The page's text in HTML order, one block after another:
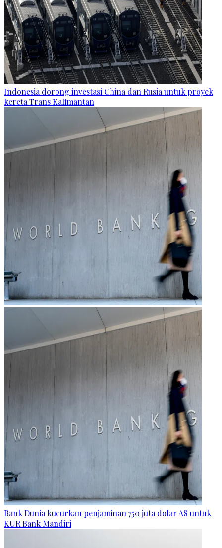
Indonesia dorong investasi China dan Rusia untuk proyek
kereta Trans Kalimantan
Bank Dunia kucurkan penjaminan 750 juta dolar AS untuk
KUR Bank Mandiri